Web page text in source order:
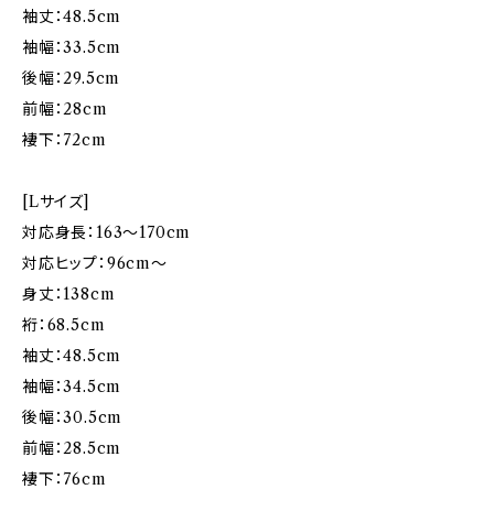
袖丈：48.5cm
袖幅：33.5cm
後幅：29.5cm
前幅：28cm
褄下：72cm
[Lサイズ]
対応身長：163〜170cm
対応ヒップ：96cm〜
身丈：138cm
裄：68.5cm
袖丈：48.5cm
袖幅：34.5cm
後幅：30.5cm
前幅：28.5cm
褄下：76cm